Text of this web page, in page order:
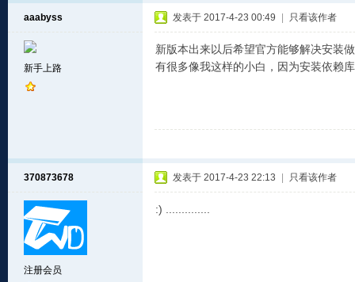
aaabyss
新手上路
发表于 2017-4-23 00:49 只看该作者
新版本出来以后希望官方能够解决安装
有很多像我这样的小白，因为安装依赖
370873678
注册会员
发表于 2017-4-23 22:13 只看该作者
:) ..............